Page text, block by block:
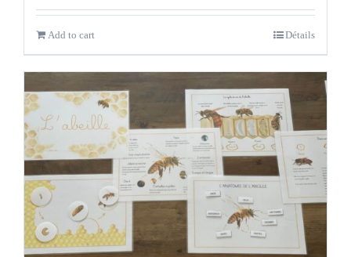
Add to cart Détails